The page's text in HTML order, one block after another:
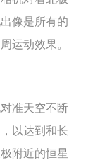
像是所有的
运动效果。
准天空不断
以达到和长
附近的恒星